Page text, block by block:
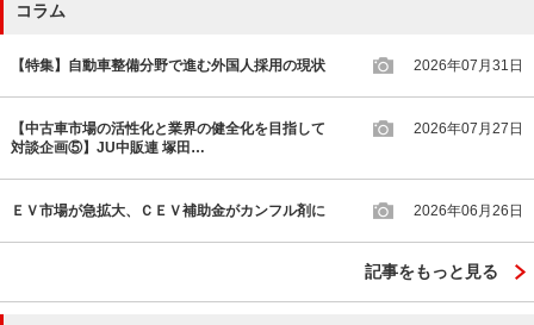
コラム
【特集】自動車整備分野で進む外国人採用の現状 2026年07月31日
【中古車市場の活性化と業界の健全化を目指して
対談企画⑤】JU中販連 塚田…
2026年07月27日
ＥＶ市場が急拡大、ＣＥＶ補助金がカンフル剤に 2026年06月26日
記事をもっと見る